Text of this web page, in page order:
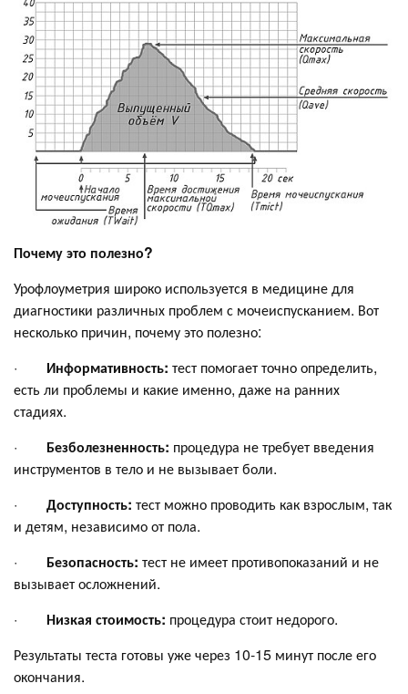
Почему это полезно?
Урофлоуметрия широко используется в медицине для
диагностики различных проблем с мочеиспусканием. Вот
несколько причин, почему это полезно:
· Информативность: тест помогает точно определить,
есть ли проблемы и какие именно, даже на ранних
стадиях.
· Безболезненность: процедура не требует введения
инструментов в тело и не вызывает боли.
·
Доступность: тест можно проводить как взрослым, так
и детям, независимо от пола.
· Безопасность: тест не имеет противопоказаний и не
вызывает осложнений.
· Низкая стоимость: процедура стоит недорого.
Результаты теста готовы уже через 10-15 минут после его
окончания.